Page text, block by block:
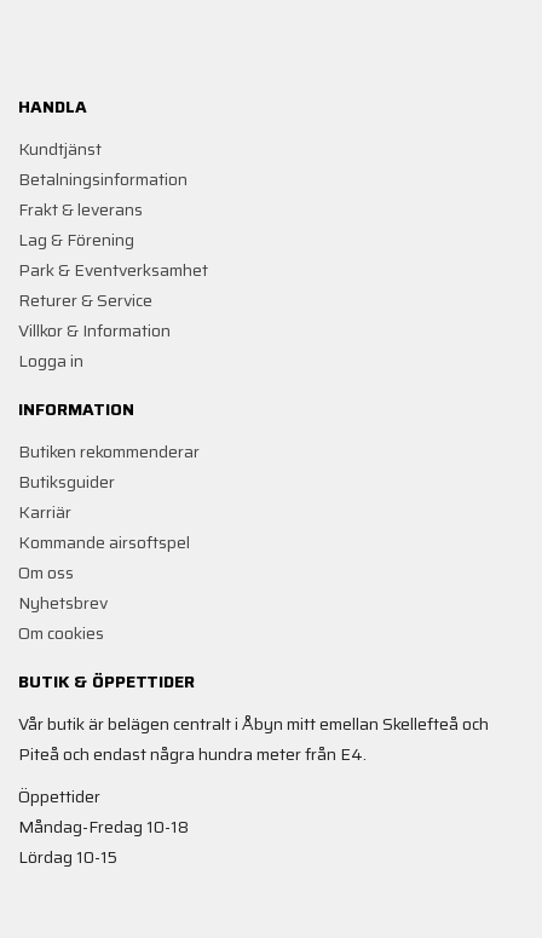
HANDLA
Kundtjänst
Betalningsinformation
Frakt & leverans
Lag & Förening
Park & Eventverksamhet
Returer & Service
Villkor & Information
Logga in
INFORMATION
Butiken rekommenderar
Butiksguider
Karriär
Kommande airsoftspel
Om oss
Nyhetsbrev
Om cookies
BUTIK & ÖPPETTIDER
Vår butik är belägen centralt i Åbyn mitt emellan Skellefteå och
Piteå och endast några hundra meter från E4.
Öppettider
Måndag-Fredag 10-18
Lördag 10-15